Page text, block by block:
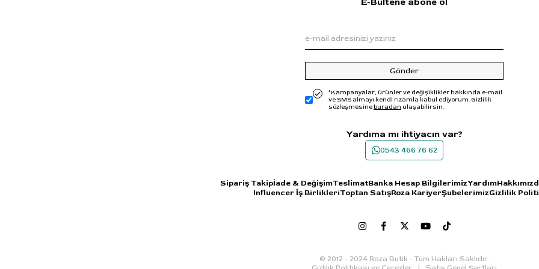
Gönder
*Kampanyalar, ürünler ve değişiklikler hakkında e-mail
ve SMS almayı kendi rızamla kabul ediyorum. Gizlilik
sözleşmesineburadan ulaşabilirsin.
Yardıma mı ihtiyacın var?
0543 466 76 62
Sipariş Takipİade & DeğişimTeslimatBanka Hesap BilgilerimizYardım
Influencer İş BirlikleriToptan SatışRoza KariyerŞubelerimizGizlilik
© 2012 - 2024 Roza Butik - Tüm Hakları Saklıdır.